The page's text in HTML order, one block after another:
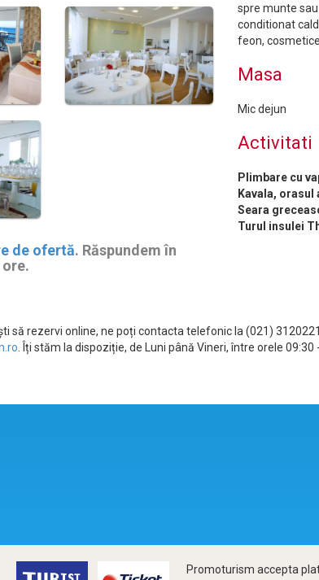
de ofertă. Răspundem în
spre munte
conditionat
feon,
Masa
Mic dejun
Activitati
Plimbare cu
Kavala, orasul
Seara
Turul insulei
să rezervi online, ne poți contacta telefonic la (021)
. Îți stăm la dispoziție, de Luni până Vineri, între orele 09:30
Promoturism accepta